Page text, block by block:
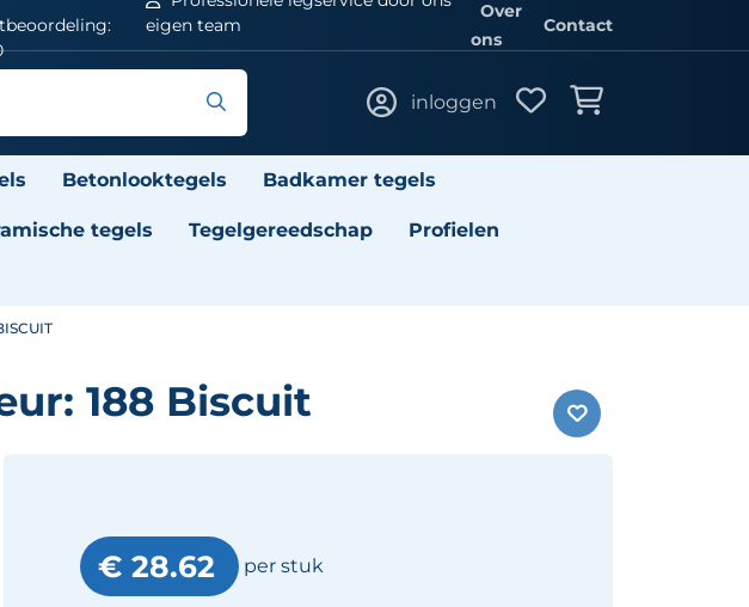
eigen team
Over
ons
Contact
inloggen
Betonlooktegels Badkamer tegels
tegels Tegelgereedschap Profielen
188 Biscuit
€ 28.62 per stuk